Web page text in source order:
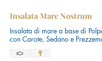
Insalata Mare Nostrum
Insalata di mare a base di
con Carote, Sedano e